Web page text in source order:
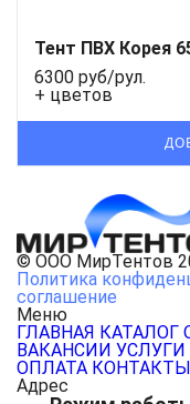
Тент ПВХ Корея
6300 руб/рул.
+ цветов
© ООО МирТентов
Политика
соглашение
Меню
ГЛАВНАЯ КАТАЛОГ
ВАКАНСИИ УСЛУГИ
ОПЛАТА КОНТАКТЫ
Адрес